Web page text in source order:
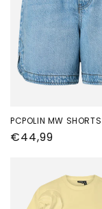
PCPOLIN MW SHORTS
Normale
€44,99